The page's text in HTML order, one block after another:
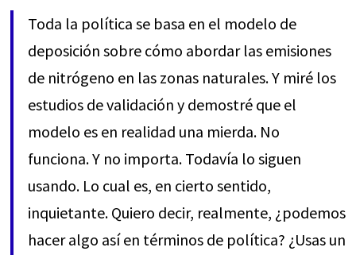
Toda la política se basa en el modelo de
deposición sobre cómo abordar las emisiones
de nitrógeno en las zonas naturales. Y miré los
estudios de validación y demostré que el
modelo es en realidad una mierda. No
funciona. Y no importa. Todavía lo siguen
usando. Lo cual es, en cierto sentido,
inquietante. Quiero decir, realmente, ¿podemos
hacer algo así en términos de política? ¿Usas un